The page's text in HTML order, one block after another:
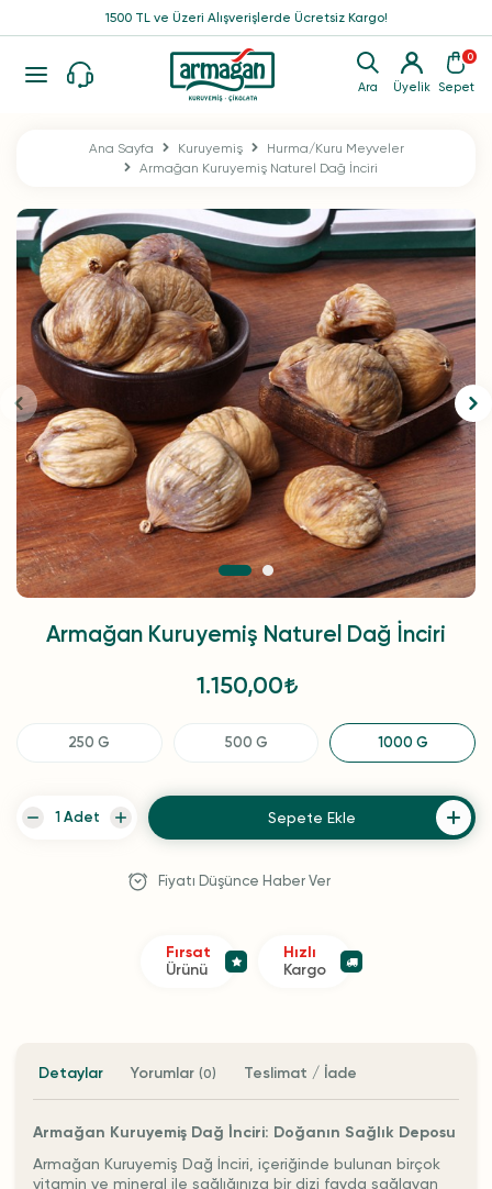
Ara Üyelik
0
Sepet
1500 TL ve Üzeri Alışverişlerde Ücretsiz Kargo!
Ana Sayfa Kuruyemiş
Hurma/Kuru Meyveler
Armağan Kuruyemiş Naturel Dağ İnciri
Armağan Kuruyemiş Naturel Dağ İnciri
1.150,00
250 G 500 G 1000 G
Sepete Ekle
Fiyatı Düşünce Haber Ver
Fırsat
Ürünü
Hızlı
Kargo
Detaylar Yorumlar (0) Teslimat / İade
Armağan Kuruyemiş Dağ İnciri: Doğanın Sağlık Deposu
Armağan Kuruyemiş Dağ İnciri, içeriğinde bulunan birçok
vitamin ve mineral ile sağlığınıza bir dizi fayda sağlayan